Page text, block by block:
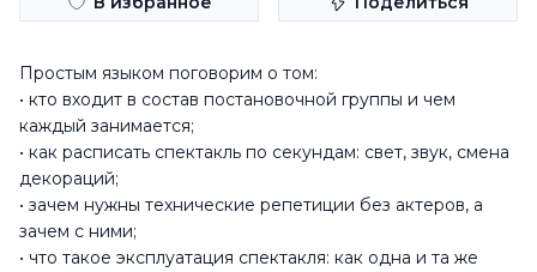
Простым языком поговорим о том:
• кто входит в состав постановочной группы и чем
каждый занимается;
• как расписать спектакль по секундам: свет, звук, смена
декораций;
• зачем нужны технические репетиции без актеров, а
зачем с ними;
• что такое эксплуатация спектакля: как одна и та же